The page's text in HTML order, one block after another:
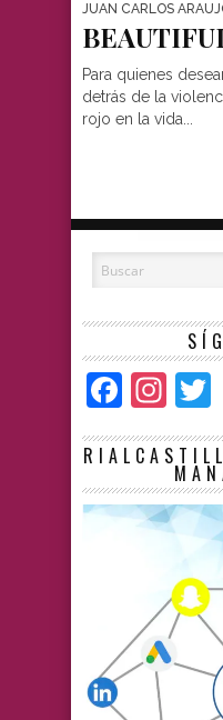
JUAN CARLOS
Para quienes
detrás de la
rojo en la vida...